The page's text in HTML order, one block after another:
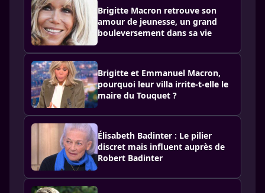
Brigitte Macron retrouve son
amour de jeunesse, un grand
bouleversement dans sa vie
Brigitte et Emmanuel Macron,
pourquoi leur villa irrite-t-elle le
maire du Touquet ?
Élisabeth Badinter : Le pilier
discret mais influent auprès de
Robert Badinter